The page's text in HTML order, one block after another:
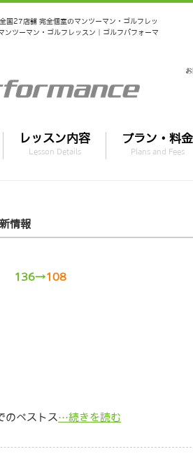
27店舗 完全個室のマンツーマン・ゴルフレッ
ツーマン・ゴルフレッスン｜ゴルフパフォーマ
レッスン内容
Lesson Details
プラン・料金
Plans and Fees
情報
136→108
のベストス …続きを読む